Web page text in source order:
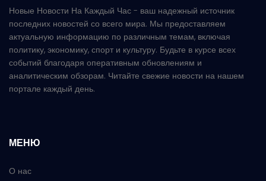
Новые Новости На Каждый Час - ваш надежный источник
последних новостей со всего мира. Мы предоставляем
актуальную информацию по различным темам, включая
политику, экономику, спорт и культуру. Будьте в курсе всех
событий благодаря оперативным обновлениям и
аналитическим обзорам. Читайте свежие новости на нашем
портале каждый день.
МЕНЮ
О нас